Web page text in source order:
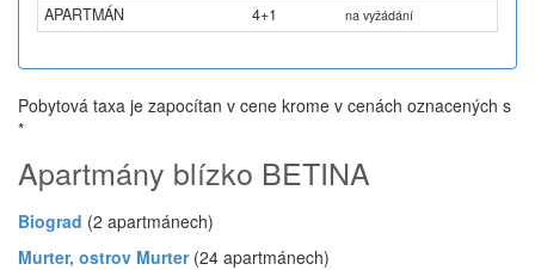
APARTMÁN
4+1 na vyžádání
Pobytová taxa je zapocítan v cene krome v cenách oznacených s
*
Apartmány blízko BETINA
Biograd (2 apartmánech)
Murter, ostrov Murter(24 apartmánech)